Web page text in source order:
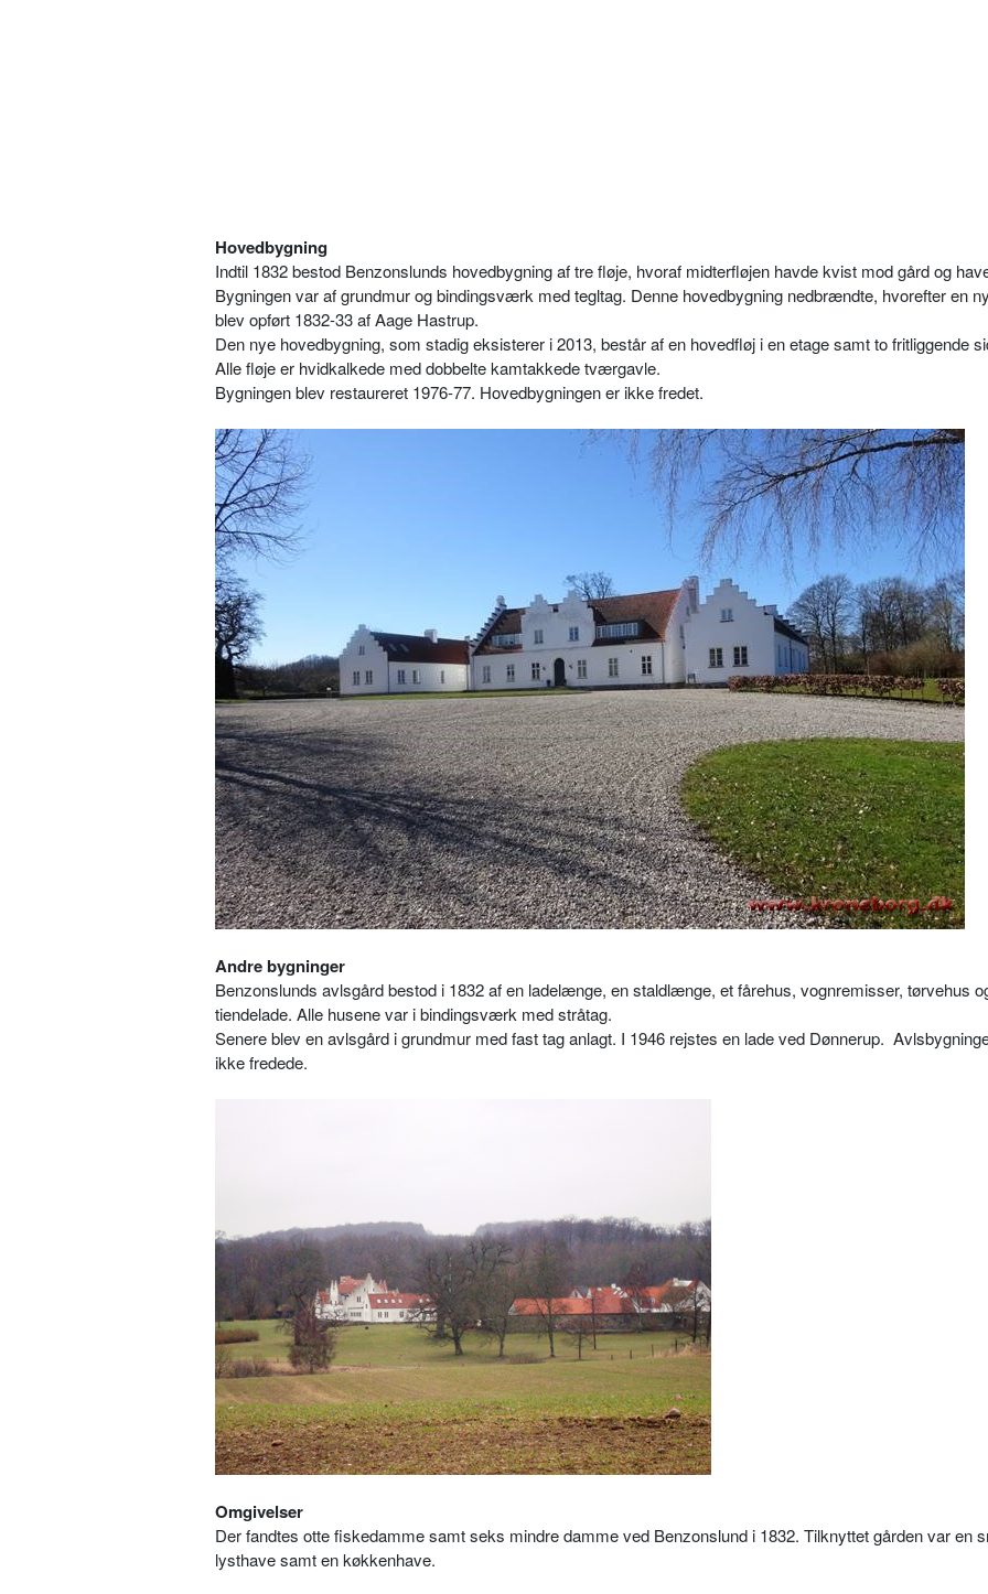
Hovedbygning
Indtil 1832 bestod Benzonslunds hovedbygning af tre fløje, hvoraf midterfløjen havde kvist mod gård og
Bygningen var af grundmur og bindingsværk med tegltag. Denne hovedbygning nedbrændte, hvorefter en
blev opført 1832-33 af Aage Hastrup.
Den nye hovedbygning, som stadig eksisterer i 2013, består af en hovedfløj i en etage samt to fritliggende
Alle fløje er hvidkalkede med dobbelte kamtakkede tværgavle.
Bygningen blev restaureret 1976-77. Hovedbygningen er ikke fredet.
Andre bygninger
Benzonslunds avlsgård bestod i 1832 af en ladelænge, en staldlænge, et fårehus, vognremisser, tørvehus
tiendelade. Alle husene var i bindingsværk med stråtag.
Senere blev en avlsgård i grundmur med fast tag anlagt. I 1946 rejstes en lade ved Dønnerup.
ikke fredede.
Omgivelser
Der fandtes otte fiskedamme samt seks mindre damme ved Benzonslund i 1832. Tilknyttet gården var en
lysthave samt en køkkenhave.